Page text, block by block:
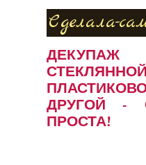
Сделала-
ДРУГОЙ -
ПРОСТА!